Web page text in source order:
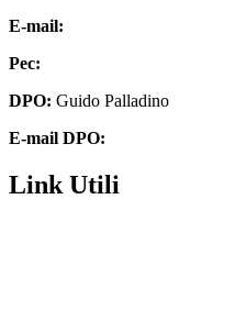
E-mail:
Pec:
DPO: Guido Palladino
E-mail DPO:
Link Utili